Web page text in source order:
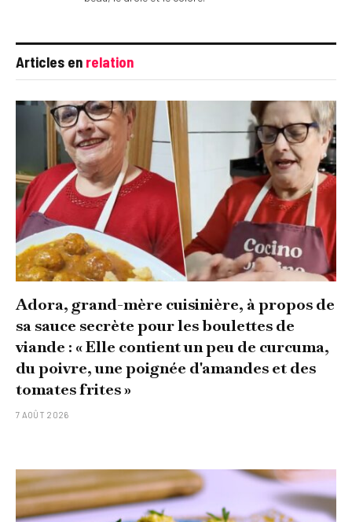
Articles en relation
Adora, grand-mère cuisinière, à propos de
sa sauce secrète pour les boulettes de
viande : « Elle contient un peu de curcuma,
du poivre, une poignée d'amandes et des
tomates frites »
7 AOÛT 2026